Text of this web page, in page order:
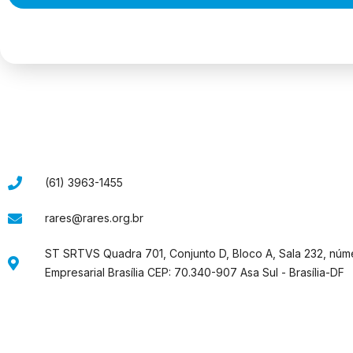
(61) 3963-1455
rares@rares.org.br
ST SRTVS Quadra 701, Conjunto D, Bloco A, Sala 232,
Empresarial Brasília CEP: 70.340-907 Asa Sul - Brasília-DF